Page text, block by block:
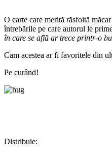
O carte care merită răsfoită
întrebările pe care autorul le
în care se află ar trece printr-o
Cam acestea ar fi favoritele din
Pe curând!
Distribuie: